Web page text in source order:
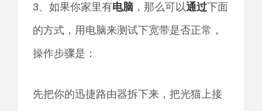
3、如果你家里有电脑 ，那么可以通过下面
的方式，用电脑来测试下宽带是否正常，
操作步骤是：
先把你的迅捷路由器拆下来，把光猫上接